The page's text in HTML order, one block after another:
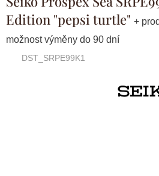
Edition "pepsi turtle" +
možnost výměny do 90 dní
DST_SRPE99K1
Značka: